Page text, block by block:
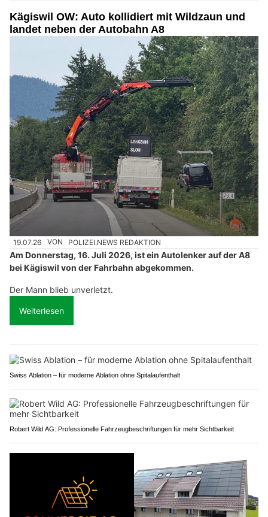
Kägiswil OW: Auto kollidiert mit Wildzaun und
landet neben der Autobahn A8
19.07.26 VON POLIZEI.NEWS REDAKTION
Am Donnerstag, 16. Juli 2026, ist ein Autolenker auf der A8
bei Kägiswil von der Fahrbahn abgekommen.
Der Mann blieb unverletzt.
Weiterlesen
Swiss Ablation – für moderne Ablation ohne Spitalaufenthalt
Robert Wild AG: Professionelle Fahrzeugbeschriftungen für mehr Sichtbarkeit